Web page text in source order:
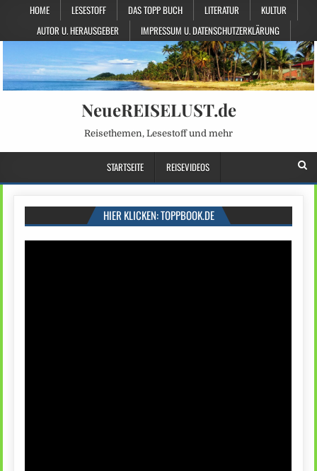
HOME LESESTOFF DAS TOPP BUCH LITERATUR
KULTUR
AUTOR U. HERAUSGEBER
IMPRESSUM U. DATENSCHUTZERKLÄRUNG
NeueREISELUST.de
Reisethemen, Lesestoff und mehr
STARTSEITE REISEVIDEOS
HIER KLICKEN: TOPPBOOK.DE